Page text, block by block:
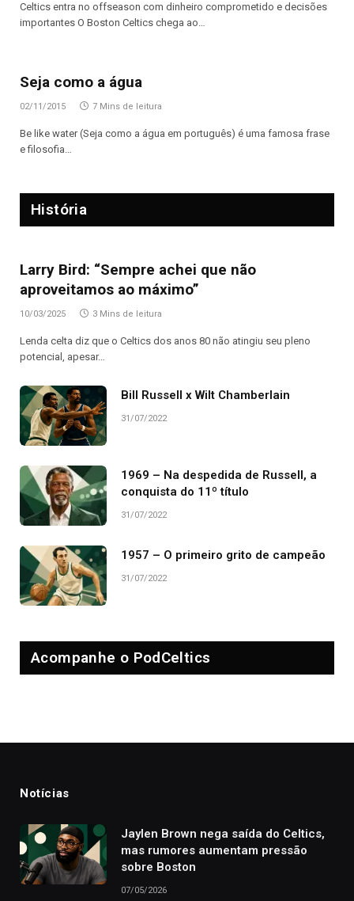
Celtics entra no offseason com dinheiro comprometido e decisões
importantes O Boston Celtics chega ao…
Seja como a água
02/11/2015 7 Mins de leitura
Be like water (Seja como a água em português) é uma famosa frase
e filosofia…
História
Larry Bird: “Sempre achei que não
aproveitamos ao máximo”
10/03/2025 3 Mins de leitura
Lenda celta diz que o Celtics dos anos 80 não atingiu seu pleno
potencial, apesar…
Bill Russell x Wilt Chamberlain
31/07/2022
1969 – Na despedida de Russell, a
conquista do 11º título
31/07/2022
1957 – O primeiro grito de campeão
31/07/2022
Acompanhe o PodCeltics
Notícias
Jaylen Brown nega saída do Celtics,
mas rumores aumentam pressão
sobre Boston
07/05/2026